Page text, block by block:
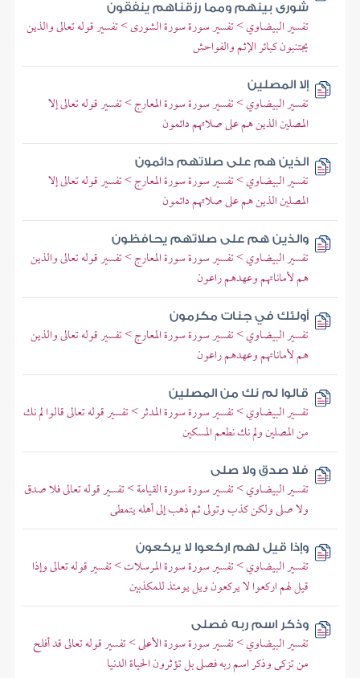
شورى بينهم ومما رزقناهم ينفقون
تفسير البيضاوي > تفسير سورة سورة الشورى > تفسير قوله تعالى والذين
يجتنبون كبائر الإثم والفواحش
إلا المصلين
تفسير البيضاوي > تفسير سورة سورة المعارج > تفسير قوله تعالى إلا
المصلين الذين هم على صلاتهم دائمون
الذين هم على صلاتهم دائمون
تفسير البيضاوي > تفسير سورة سورة المعارج > تفسير قوله تعالى إلا
المصلين الذين هم على صلاتهم دائمون
والذين هم على صلاتهم يحافظون
تفسير البيضاوي > تفسير سورة سورة المعارج > تفسير قوله تعالى والذين
هم لأماناتهم وعهدهم راعون
أولئك في جنات مكرمون
تفسير البيضاوي > تفسير سورة سورة المعارج > تفسير قوله تعالى والذين
هم لأماناتهم وعهدهم راعون
قالوا لم نك من المصلين
تفسير البيضاوي > تفسير سورة سورة المدثر > تفسير قوله تعالى قالوا لم نك
من المصلين ولم نك نطعم المسكين
فلا صدق ولا صلى
تفسير البيضاوي > تفسير سورة سورة القيامة > تفسير قوله تعالى فلا صدق
ولا صلى ولكن كذب وتولى ثم ذهب إلى أهله يتمطى
وإذا قيل لهم اركعوا لا يركعون
تفسير البيضاوي > تفسير سورة سورة المرسلات > تفسير قوله تعالى وإذا
قيل لهم اركعوا لا يركعون ويل يومئذ للمكذبين
وذكر اسم ربه فصلى
تفسير البيضاوي > تفسير سورة سورة الأعلى > تفسير قوله تعالى قد أفلح
من تزكى وذكر اسم ربه فصلى بل تؤثرون الحياة الدنيا